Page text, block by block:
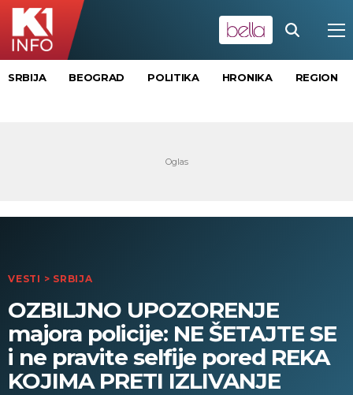
SRBIJA BEOGRAD POLITIKA HRONIKA REGION
VESTI > SRBIJA
OZBILJNO UPOZORENJE
majora policije: NE ŠETAJTE SE
i ne pravite selfije pored REKA
KOJIMA PRETI IZLIVANJE